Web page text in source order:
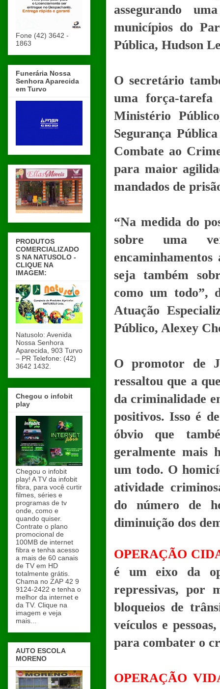
assegurando
municípios do
Pública, Hudson
O secretário
uma força-tarefa
Ministério
Segurança
Combate ao
para maior
mandados de
“Na medida do
sobre uma
seja também
como um todo”,
Atuação
Público, Alexey
O promotor de
ressaltou que a
da criminalidade
positivos. Isso é
óbvio que
geralmente mais
um todo. O
atividade
do número de
diminuição dos
OPERAÇÃO
é um eixo da
repressivas, por
bloqueios de
veículos e
para combater o
OPERAÇÃO
Fone (42) 3642 -
1863
Funerária Nossa
Senhora Aparecida
em Turvo
PRODUTOS
COMERCIALIZADO
S NA NATUSOLO -
CLIQUE NA
IMAGEM:
Natusolo: Avenida
Nossa Senhora
Aparecida, 903 Turvo
– PR Telefone: (42)
3642 1432.
Chegou o infobit
play
Chegou o infobit
play! A TV da infobit
fibra, para você curtir
filmes, séries e
programas de tv
onde, como e
quando quiser.
Contrate o plano
promocional de
100MB de internet
fibra e tenha acesso
a mais de 60 canais
de TV em HD
totalmente grátis.
Chama no ZAP 42 9
9124-2422 e tenha o
melhor da internet e
da TV. Clique na
imagem e veja
mais...
AUTO ESCOLA
MORENO